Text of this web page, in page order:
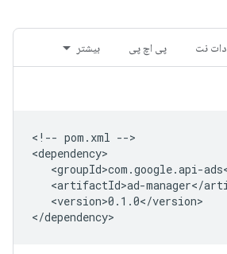
دات نت پی اچ پی بیشتر
<!-- pom.xml -->
<version>0.1.0</version>